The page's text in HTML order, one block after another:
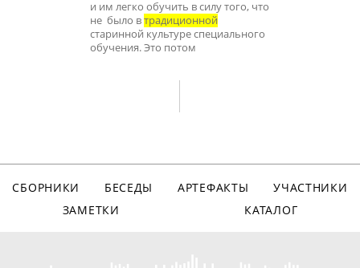
и им легко обучить в силу того, что
не было втрадиционной
старинной культуре специального
обучения. Это потом
СБОРНИКИ БЕСЕДЫ АРТЕФАКТЫ
УЧАСТНИКИ
ЗАМЕТКИ
КАТАЛОГ